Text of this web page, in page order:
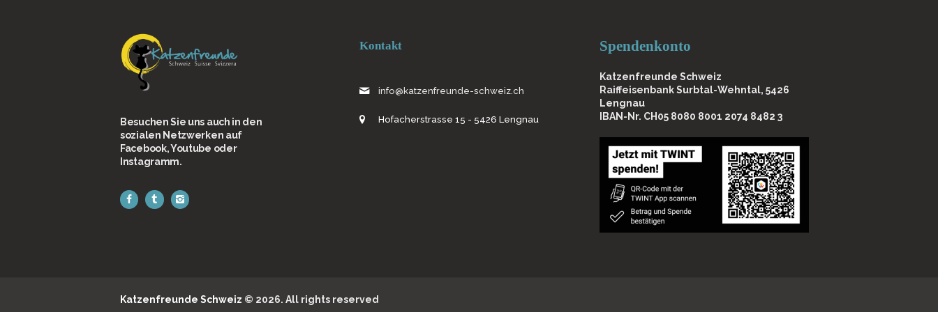
Besuchen Sie uns auch in den
sozialen Netzwerken auf
Facebook, Youtube oder
Instagramm.
Kontakt
info@katzenfreunde-schweiz.ch
Hofacherstrasse 15 - 5426 Lengnau
Spendenkonto
Katzenfreunde Schweiz
Raiffeisenbank Surbtal-Wehntal, 5426
Lengnau
IBAN-Nr. CH05 8080 8001 2074 8482 3
Katzenfreunde Schweiz © 2026. All rights reserved